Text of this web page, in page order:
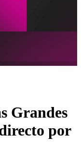
Grandes
por